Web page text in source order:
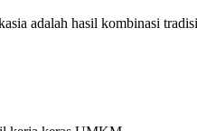
adalah hasil kombinasi